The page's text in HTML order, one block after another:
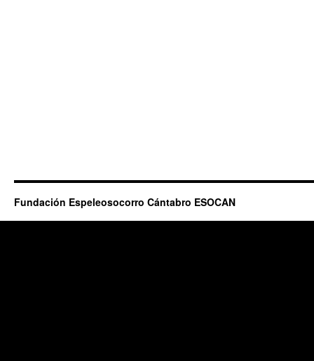
Fundación Espeleosocorro Cántabro ESOCAN